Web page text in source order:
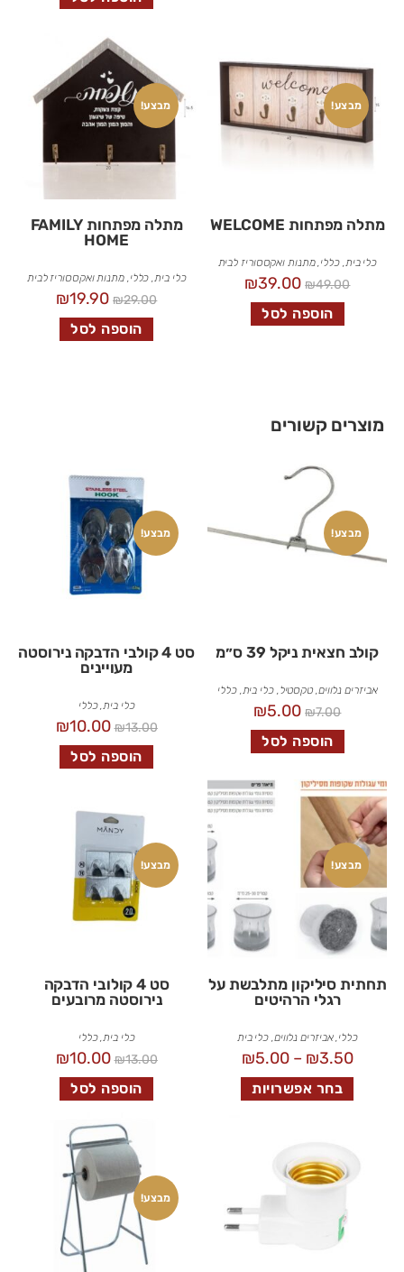
מבצע!
מתלה מפתחות WELCOME
כלי בית,כללי,מתנות ואקססוריז לבית
₪49.00
₪39.00
הוספה לסל
מבצע!
מתלה מפתחות FAMILY
HOME
כלי בית, כללי,מתנות ואקססוריז לבית
₪29.00
₪19.90
הוספה לסל
מוצרים קשורים
מבצע!
קולב חצאית ניקל 39 ס״מ
אביזרים נלווים טקסטיל ,כלי בית ,כללי
₪7.00
₪5.00
הוספה לסל
מבצע!
סט 4 קולבי הדבקה נירוסטה
מעויינים
כלי בית ,כללי
₪13.00
₪10.00
הוספה לסל
מבצע!
תחתית סיליקון מתלבשת על
רגלי הרהיטים
כללי,אביזרים נלווים, כלי בית
₪3.50
–
₪5.00
בחר אפשרויות
מבצע!
סט 4 קולובי הדבקה
נירוסטה מרובעים
כלי בית,כללי
₪13.00
₪10.00
הוספה לסל
מבצע!